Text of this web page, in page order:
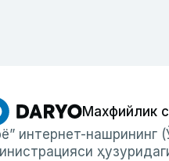
Махфийлик
интернет-нашрининг